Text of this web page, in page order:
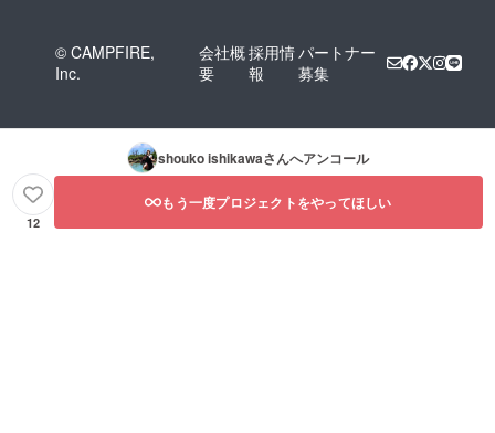
© CAMPFIRE,
Inc.
会社概
要
採用情
報
パートナー
募集
shouko ishikawaさんへアンコール
12
もう一度プロジェクトをやってほしい